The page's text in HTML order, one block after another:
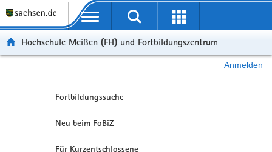
Portalübergreifende Navigation
Hochschule Meißen (FH) und Fortbildungszentrum
Anmelden
Fortbildungssuche
Neu beim FoBiZ
Für Kurzentschlossene